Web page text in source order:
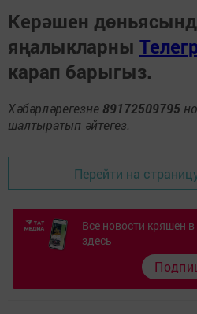
Керәшен
яңалыкларны
карап барыгыз.
Хәбәрләрегезне 89172509795
шалтыратып әйтегез.
Перейти на
Все новости кряшен
здесь